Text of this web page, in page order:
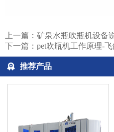
上一篇： 矿泉水瓶吹瓶机设备
下一篇： pet吹瓶机工作原理-
推荐产品